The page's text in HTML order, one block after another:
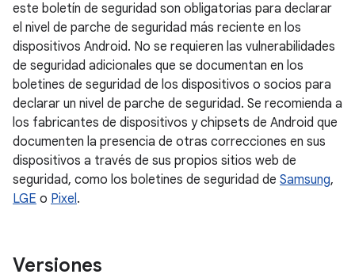
este boletín de seguridad son obligatorias para declarar
el nivel de parche de seguridad más reciente en los
dispositivos Android. No se requieren las vulnerabilidades
de seguridad adicionales que se documentan en los
boletines de seguridad de los dispositivos o socios para
declarar un nivel de parche de seguridad. Se recomienda a
los fabricantes de dispositivos y chipsets de Android que
documenten la presencia de otras correcciones en sus
dispositivos a través de sus propios sitios web de
seguridad, como los boletines de seguridad de Samsung,
LGE o Pixel.
Versiones